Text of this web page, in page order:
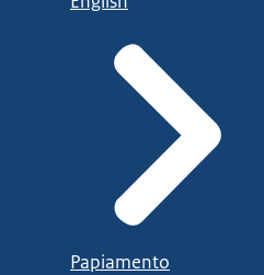
Papiamento